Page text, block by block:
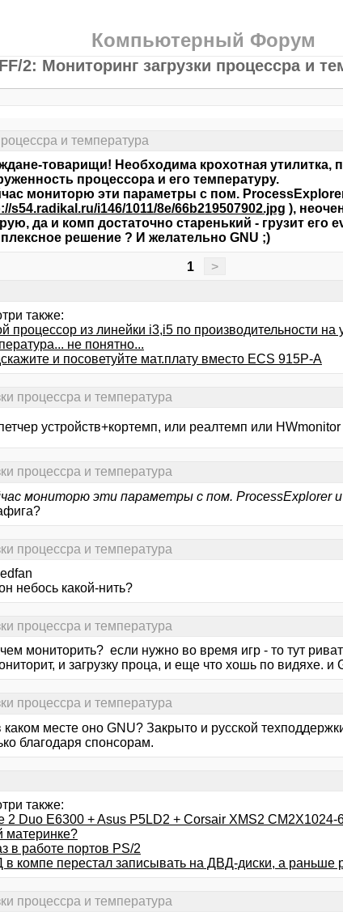
Компьютерный Форум
2: Мониторинг загрузки процессра и
и температура
товарищи! Необходима крохотная
процессора и его температуру.
мониторю эти параметры с пом.
s54.radikal.ru/i146/1011/8e/66b219507902.jpg ),
да и комп достаточно старенький - грузит его
решение ? И желательно GNU ;)
1 >
также:
процессор из линейки i3,i5 по производительности
не понятно...
и посоветуйте мат.плату вместо ECS 915P-A
процессра и температура
устройств+кортемп, или реалтемп или HWmonitor
процессра и температура
мониторю эти параметры с пом. ProcessExplorer и
процессра и температура
небось какой-нить?
процессра и температура
мониторить? если нужно во время игр - то тут
и загрузку проца, и еще что хошь по видяхе. и
процессра и температура
каком месте оно GNU? Закрыто и русской
благодаря спонсорам.
также:
2 Duo E6300 + Asus P5LD2 + Corsair XMS2 CM2X1024-
материнке?
в работе портов PS/2
компе перестал записывать на ДВД-диски, а раньше
процессра и температура